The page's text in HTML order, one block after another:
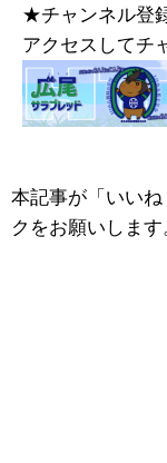
★チャンネル登
アクセスしてチ
本記事が「いい
クをお願いします